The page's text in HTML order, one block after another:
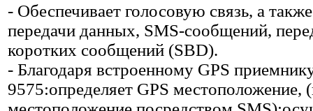
- Обеспечивает голосовую связь, а
передачи данных, SMS-сообщений,
коротких сообщений (SBD).
- Благодаря встроенному GPS
9575:определяет GPS местоположение,